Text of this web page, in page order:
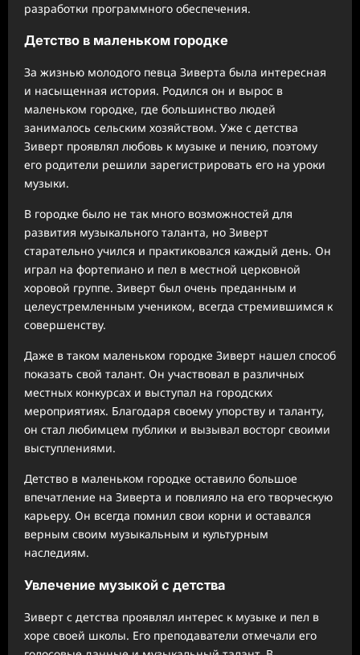
разработки программного обеспечения.
Детство в маленьком городке
За жизнью молодого певца Зиверта была интересная
и насыщенная история. Родился он и вырос в
маленьком городке, где большинство людей
занималось сельским хозяйством. Уже с детства
Зиверт проявлял любовь к музыке и пению, поэтому
его родители решили зарегистрировать его на уроки
музыки.
В городке было не так много возможностей для
развития музыкального таланта, но Зиверт
старательно учился и практиковался каждый день. Он
играл на фортепиано и пел в местной церковной
хоровой группе. Зиверт был очень преданным и
целеустремленным учеником, всегда стремившимся к
совершенству.
Даже в таком маленьком городке Зиверт нашел способ
показать свой талант. Он участвовал в различных
местных конкурсах и выступал на городских
мероприятиях. Благодаря своему упорству и таланту,
он стал любимцем публики и вызывал восторг своими
выступлениями.
Детство в маленьком городке оставило большое
впечатление на Зиверта и повлияло на его творческую
карьеру. Он всегда помнил свои корни и оставался
верным своим музыкальным и культурным
наследиям.
Увлечение музыкой с детства
Зиверт с детства проявлял интерес к музыке и пел в
хоре своей школы. Его преподаватели отмечали его